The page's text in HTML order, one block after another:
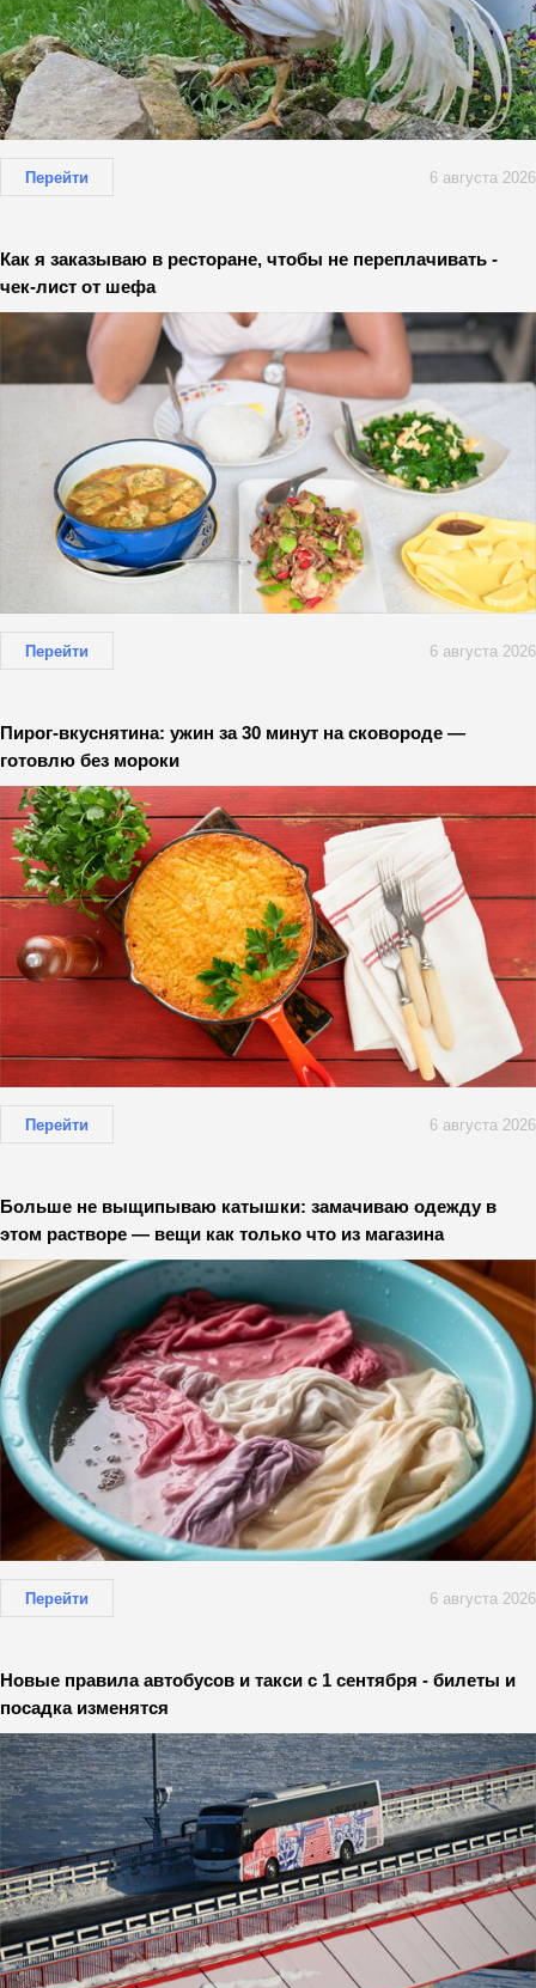
Перейти 6 августа 2026
Как я заказываю в ресторане, чтобы не переплачивать -
чек-лист от шефа
Перейти 6 августа 2026
Пирог-вкуснятина: ужин за 30 минут на сковороде —
готовлю без мороки
Перейти 6 августа 2026
Больше не выщипываю катышки: замачиваю одежду в
этом растворе — вещи как только что из магазина
Перейти 6 августа 2026
Новые правила автобусов и такси с 1 сентября - билеты и
посадка изменятся